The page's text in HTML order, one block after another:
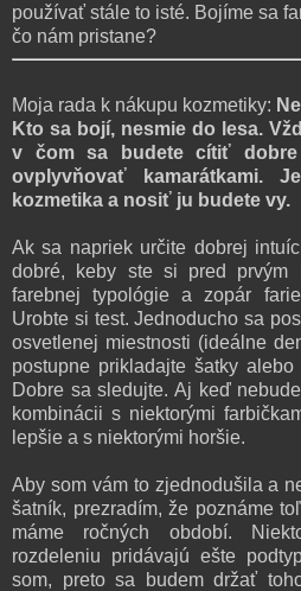
používať stále to isté. Bojíme sa
čo nám pristane?
Moja rada k nákupu kozmetiky:
Kto sa bojí, nesmie do lesa.
v čom sa budete cítiť
ovplyvňovať kamarátkami.
kozmetika a nosiť ju budete vy.
Ak sa napriek určite dobrej
dobré, keby ste si pred prvým
farebnej typológie a zopár
Urobte si test. Jednoducho sa
osvetlenej miestnosti (ideálne
postupne prikladajte šatky
Dobre sa sledujte. Aj keď
kombinácii s niektorými
lepšie a s niektorými horšie.
Aby som vám to zjednodušila a
šatník, prezradím, že poznáme
máme ročných období.
rozdeleniu pridávajú ešte
som, preto sa budem držať